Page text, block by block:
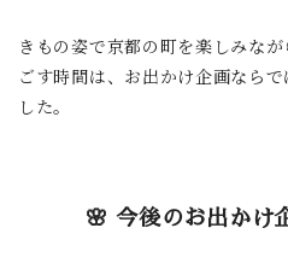
きもの姿で京都の町を楽しみな
ごす時間は、お出かけ企画なら
した。
🌸 今後のお出かけ